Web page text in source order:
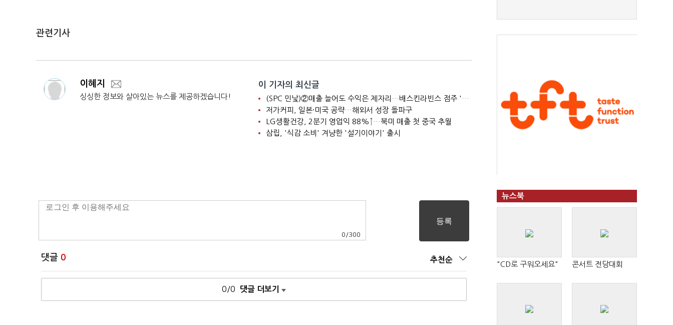
관련기사
이혜지
싱싱한 정보와 살아있는 뉴스를 제공하겠습니다!
이 기자의 최신글
(SPC 민낯)②매출 늘어도 수익은 제자리…배스킨라빈스 점주 '속앓이'
저가커피, 일본·미국 공략…해외서 성장 돌파구
LG생활건강, 2분기 영업익 88%↑…북미 매출 첫 중국 추월
삼립, '식감 소비' 겨냥한 '설기이야기' 출시
0 /300
댓글 0 추천순
0/0 댓글 더보기
뉴스북
"CD로 구워오세요" 콘서트 전당대회